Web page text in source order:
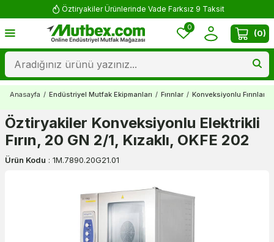
Öztiryakiler Ürünlerinde Vade Farksız 9 Taksit
0
(0)
Anasayfa / Endüstriyel Mutfak Ekipmanları / Fırınlar / Konveksiyonlu Fırınlar
Öztiryakiler Konveksiyonlu Elektrikli
Fırın, 20 GN 2/1, Kızaklı, OKFE 202
Ürün Kodu : 1M.7890.20G21.01